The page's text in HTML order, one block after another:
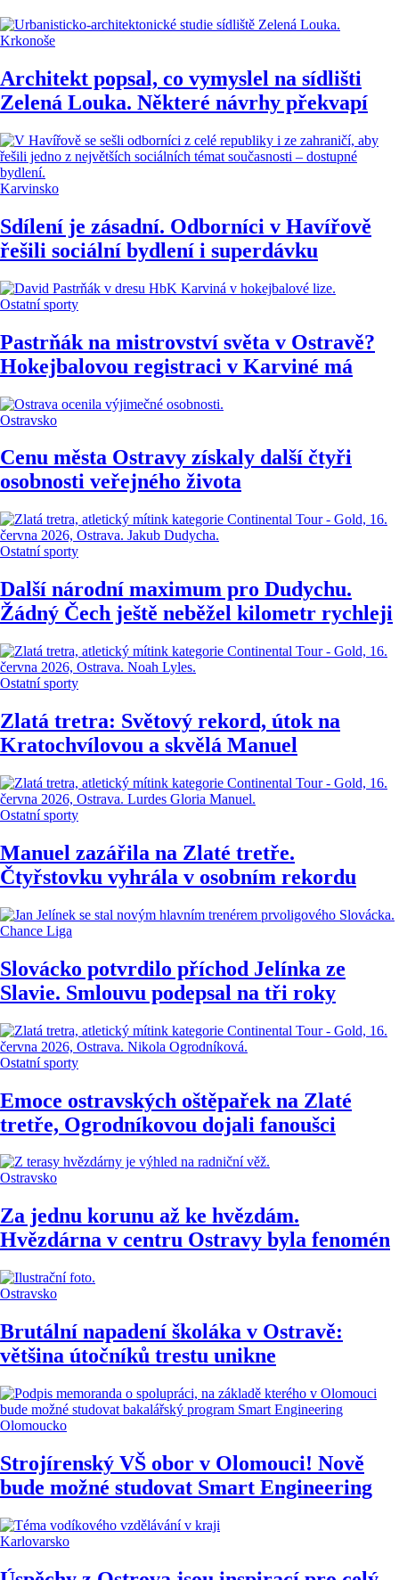
Krkonoše
Architekt popsal, co vymyslel na sídlišti
Zelená Louka. Některé návrhy překvapí
Karvinsko
Sdílení je zásadní. Odborníci v Havířově
řešili sociální bydlení i superdávku
Ostatní sporty
Pastrňák na mistrovství světa v Ostravě?
Hokejbalovou registraci v Karviné má
Ostravsko
Cenu města Ostravy získaly další čtyři
osobnosti veřejného života
Ostatní sporty
Další národní maximum pro Dudychu.
Žádný Čech ještě neběžel kilometr rychleji
Ostatní sporty
Zlatá tretra: Světový rekord, útok na
Kratochvílovou a skvělá Manuel
Ostatní sporty
Manuel zazářila na Zlaté tretře.
Čtyřstovku vyhrála v osobním rekordu
Chance Liga
Slovácko potvrdilo příchod Jelínka ze
Slavie. Smlouvu podepsal na tři roky
Ostatní sporty
Emoce ostravských oštěpařek na Zlaté
tretře, Ogrodníkovou dojali fanoušci
Ostravsko
Za jednu korunu až ke hvězdám.
Hvězdárna v centru Ostravy byla fenomén
Ostravsko
Brutální napadení školáka v Ostravě:
většina útočníků trestu unikne
Olomoucko
Strojírenský VŠ obor v Olomouci! Nově
bude možné studovat Smart Engineering
Karlovarsko